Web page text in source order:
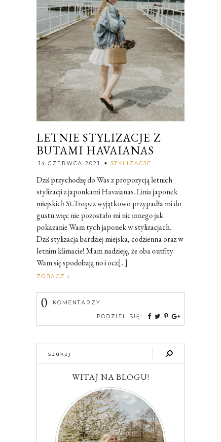
LETNIE STYLIZACJE Z
BUTAMI HAVAIANAS
14 CZERWCA 2021 STYLIZACJE
Dziś przychodzę do Was z propozycją letnich
stylizacji z japonkami Havaianas. Linia japonek
miejskich St.Tropez wyjątkowo przypadła mi do
gustu więc nie pozostało mi nic innego jak
pokazanie Wam tych japonek w stylizacjach.
Dziś stylizacja bardziej miejska, codzienna oraz w
letnim klimacie! Mam nadzieję, że oba outfity
Wam się spodobają no i ocz[...]
ZOBACZ
0 KOMENTARZY
PODZIEL SIĘ:
WITAJ NA BLOGU!